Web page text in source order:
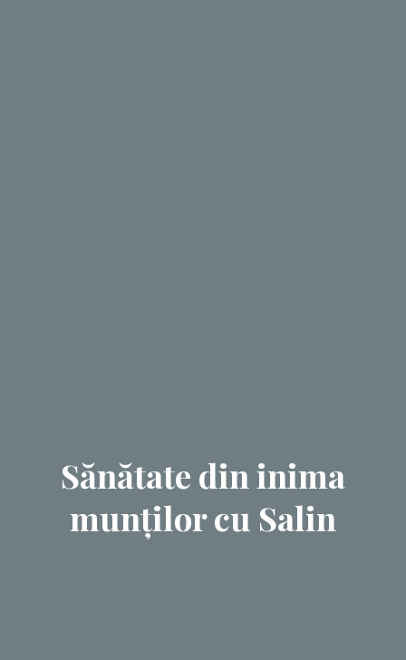
Sănătate din inima
munților cu Salin